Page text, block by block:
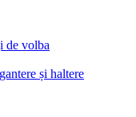
de volba
și haltere